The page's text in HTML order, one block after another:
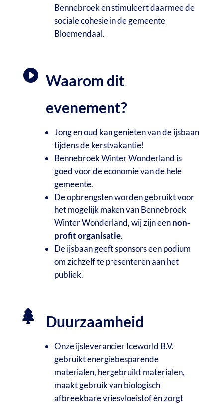
Bennebroek en stimuleert daarmee de
sociale cohesie in de gemeente
Bloemendaal.
 Waarom dit
evenement?
Jong en oud kan genieten van de ijsbaan
tijdens de kerstvakantie!
Bennebroek Winter Wonderland is
goed voor de economie van de hele
gemeente.
De opbrengsten worden gebruikt voor
het mogelijk maken van Bennebroek
Winter Wonderland, wij zijn eennon-
profit organisatie.
De ijsbaan geeft sponsors een podium
om zichzelf te presenteren aan het
publiek.
 Duurzaamheid
Onze ijsleverancier Iceworld B.V.
gebruikt energiebesparende
materialen, hergebruikt materialen,
maakt gebruik van biologisch
afbreekbare vriesvloeistof én zorgt